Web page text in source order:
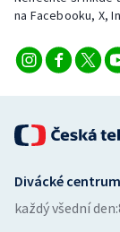
Ostatní
na Facebooku, X,
Divácké centrum
každý všední den: